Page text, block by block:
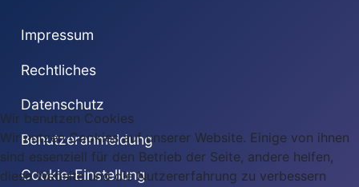
Impressum
Rechtliches
Datenschutz
Benutzeranmeldung
Cookie-Einstellung
Wir benutzen Cookies
Wir nutzen Cookies auf unserer Website. Einige von ihnen
sind essenziell für den Betrieb der Seite, andere helfen,
diese Website und die Nutzererfahrung zu verbessern